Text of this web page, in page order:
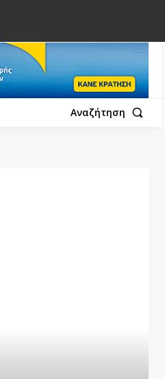
Αναζήτηση